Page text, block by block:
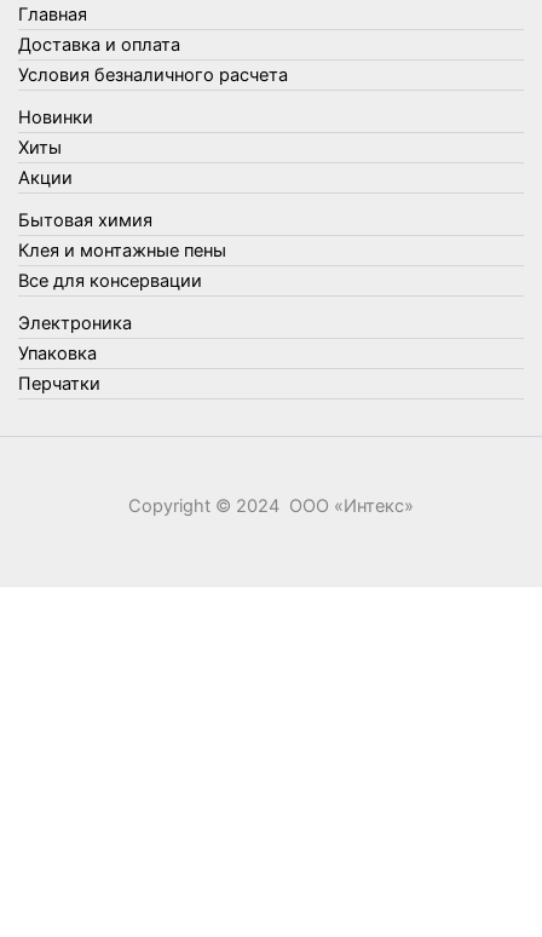
Товары для кухни
Товары для сада и огорода
Товары для туризма и отдыха
Упаковка
Утеплители и прочее
Фонари, лампы и удлинители
Хозяйственные товары
Швабры, стекломои, черенки и насадки
Шнуры, веревки и шпагаты
Электроника
Элементы питания
Главная
Доставка и оплата
Условия безналичного расчета
Новинки
Хиты
Акции
Бытовая химия
Клея и монтажные пены
Все для консервации
Электроника
Упаковка
Перчатки
Copyright © 2024 ООО «‎Интекс»‎